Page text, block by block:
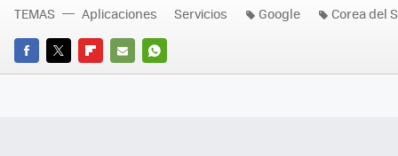
FACEBOOK
TWITTERFLIPBOARD
E-
WHATSAPP
TEMAS Aplicaciones Servicios Google Corea del